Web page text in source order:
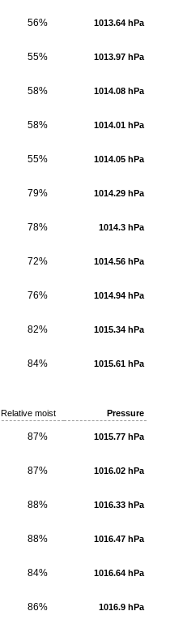
56% 1013.64 hPa
55% 1013.97 hPa
58% 1014.08 hPa
58% 1014.01 hPa
55% 1014.05 hPa
79% 1014.29 hPa
78% 1014.3 hPa
72% 1014.56 hPa
76% 1014.94 hPa
82% 1015.34 hPa
84% 1015.61 hPa
Relative moist Pressure
87% 1015.77 hPa
87% 1016.02 hPa
88% 1016.33 hPa
88% 1016.47 hPa
84% 1016.64 hPa
86% 1016.9 hPa